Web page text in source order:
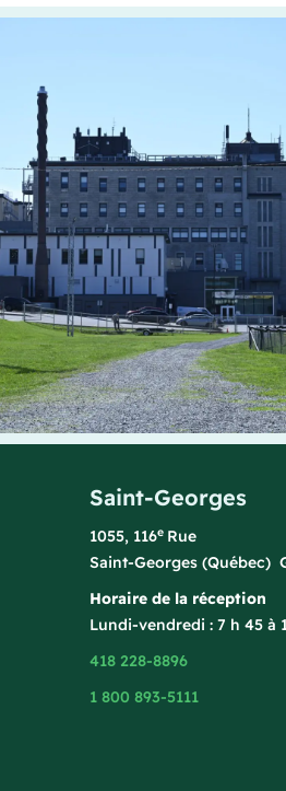
Saint-Georges
1055, 116e Rue
Saint-Georges (Québec)
Horaire de la réception
Lundi-vendredi : 7 h 45 à
418 228-8896
1 800 893-5111